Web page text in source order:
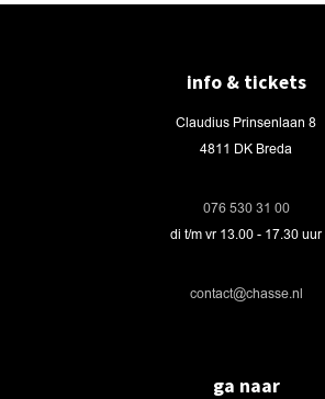
info & tickets
Claudius Prinsenlaan 8
4811 DK Breda
076 530 31 00
di t/m vr 13.00 - 17.30 uur
contact@chasse.nl
ga naar